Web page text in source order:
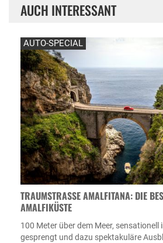
AUCH INTERESSANT
AUTO-SPECIAL
TRAUMSTRASSE AMALFITANA: DIE
MALFIKÜSTE
100 Meter über dem Meer, sensationell
gesprengt und dazu spektakuläre